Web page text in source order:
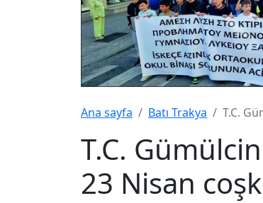
Ana sayfa Batı Trakya T.C.
T.C.
23 Nisan